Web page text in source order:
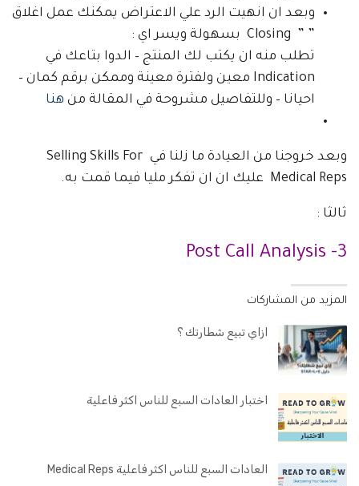
وبعد ان انهيت الرد علي الاعتراض يمكنك عمل اغلاق
” ” Closing بسهولة ويسر اي :
تطلب منه ان يكتب لك المنتج – الدوا بتاعك في
Indication معين ولفترة معينة وممكن برقم كمان –
احيانا – وللتفاصيل مشروحة في المقالة من هنا
وبعد خروجنا من العيادة ما زلنا في Selling Skills For
Medical Reps عليك ان ان تفكر مليا فيما قمت به.
ثالثا :
3- Post Call Analysis
المزيد من المشاركات
ازاي تبيع شطارتك ؟
اختبار العادات السبع للناس اكثر فاعلية
العادات السبع للناس اكثر فاعلية Medical Reps